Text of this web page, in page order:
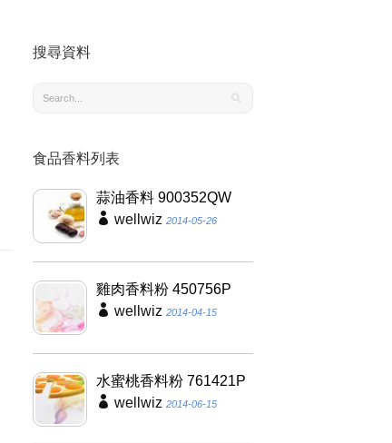
搜尋資料
食品香料列表
蒜油香料 900352QW
wellwiz 2014-05-26
雞肉香料粉 450756P
wellwiz 2014-04-15
水蜜桃香料粉 761421P
wellwiz 2014-06-15